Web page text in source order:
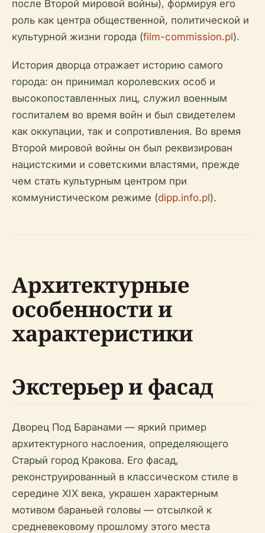
после Второй мировой войны), формируя его
роль как центра общественной, политической и
культурной жизни города (film-commission.pl).
История дворца отражает историю самого
города: он принимал королевских особ и
высокопоставленных лиц, служил военным
госпиталем во время войн и был свидетелем
как оккупации, так и сопротивления. Во время
Второй мировой войны он был реквизирован
нацистскими и советскими властями, прежде
чем стать культурным центром при
коммунистическом режиме (dipp.info.pl).
Архитектурные
особенности и
характеристики
Экстерьер и фасад
Дворец Под Баранами — яркий пример
архитектурного наслоения, определяющего
Старый город Кракова. Его фасад,
реконструированный в классическом стиле в
середине XIX века, украшен характерным
мотивом бараньей головы — отсылкой к
средневековому прошлому этого места